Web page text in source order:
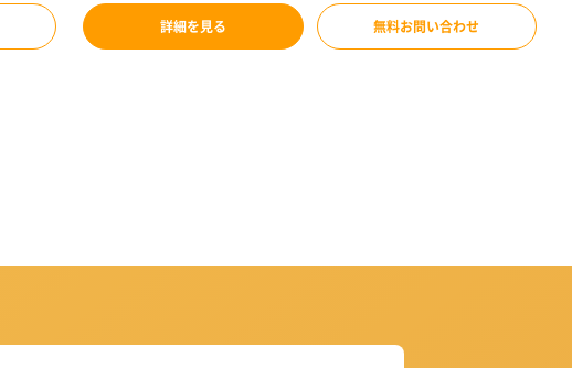
詳細を見る 無料お問い合わせ